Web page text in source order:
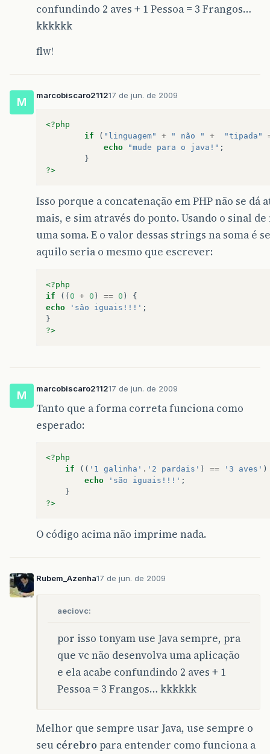
confundindo 2 aves + 1 Pessoa = 3 Frangos…
kkkkkk
flw!
M
marcobiscaro211217 de jun. de 2009
<?php
if
( "linguagem" + " não " + "tipada"
echo
"mude para o java!" ;
}
?>
Isso porque a concatenação em PHP não se dá
mais, e sim através do ponto. Usando o sinal
uma soma. E o valor dessas strings na soma é
aquilo seria o mesmo que escrever:
<?php
if
((0 + 0 ) == 0 )
{
echo
'são iguais!!!' ;
}
?>
M
marcobiscaro211217 de jun. de 2009
Tanto que a forma correta funciona como
esperado:
<?php
if
(( '1 galinha' . '2 pardais' ) == '3 aves' )
echo
'são iguais!!!' ;
}
?>
O código acima não imprime nada.
Rubem_Azenha17 de jun. de 2009
aeciovc:
por isso tonyam use Java sempre, pra
que vc não desenvolva uma aplicação
e ela acabe confundindo 2 aves + 1
Pessoa = 3 Frangos… kkkkkk
Melhor que sempre usar Java, use sempre o
seu cérebro para entender como funciona a